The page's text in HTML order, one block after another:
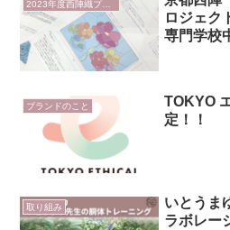
ロジェ
専門学校
ブランドのこと
TOKYO
定！！
取り組み
いとうま
ラボレー